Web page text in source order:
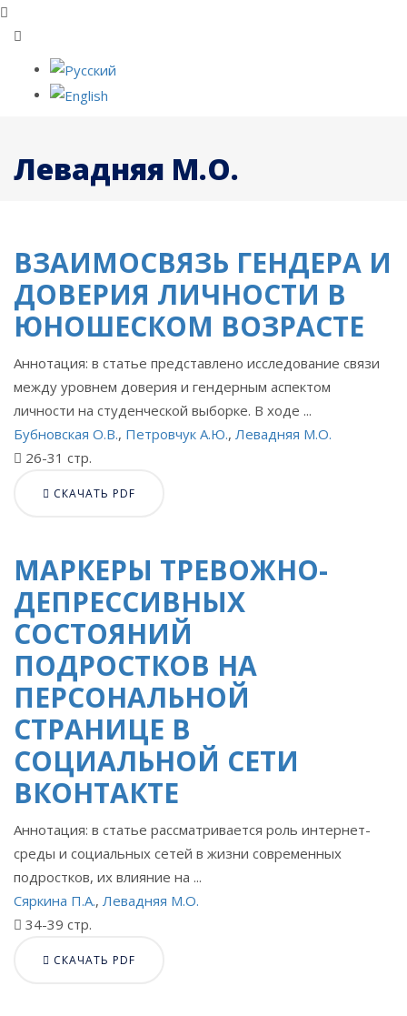
Левадняя М.О.
ВЗАИМОСВЯЗЬ ГЕНДЕРА И
ДОВЕРИЯ ЛИЧНОСТИ В
ЮНОШЕСКОМ ВОЗРАСТЕ
Аннотация: в статье представлено исследование связи
между уровнем доверия и гендерным аспектом
личности на студенческой выборке. В ходе ...
Бубновская О.В., Петровчук А.Ю., Левадняя М.О.
26-31 стр.
СКАЧАТЬ PDF
МАРКЕРЫ ТРЕВОЖНО-
ДЕПРЕССИВНЫХ
СОСТОЯНИЙ
ПОДРОСТКОВ НА
ПЕРСОНАЛЬНОЙ
СТРАНИЦЕ В
СОЦИАЛЬНОЙ СЕТИ
ВКОНТАКТЕ
Аннотация: в статье рассматривается роль интернет-
среды и социальных сетей в жизни современных
подростков, их влияние на ...
Сяркина П.А., Левадняя М.О.
34-39 стр.
СКАЧАТЬ PDF